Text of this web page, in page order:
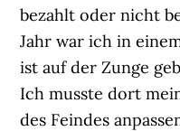
bezahlt oder nicht
Jahr war ich in
ist auf der Zunge
Ich musste dort
des Feindes